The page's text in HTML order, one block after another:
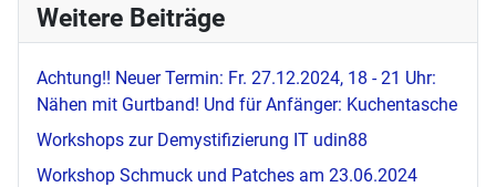
Weitere Beiträge
Achtung!! Neuer Termin: Fr. 27.12.2024, 18 - 21 Uhr:
Nähen mit Gurtband! Und für Anfänger: Kuchentasche
Workshops zur Demystifizierung IT udin88
Workshop Schmuck und Patches am 23.06.2024